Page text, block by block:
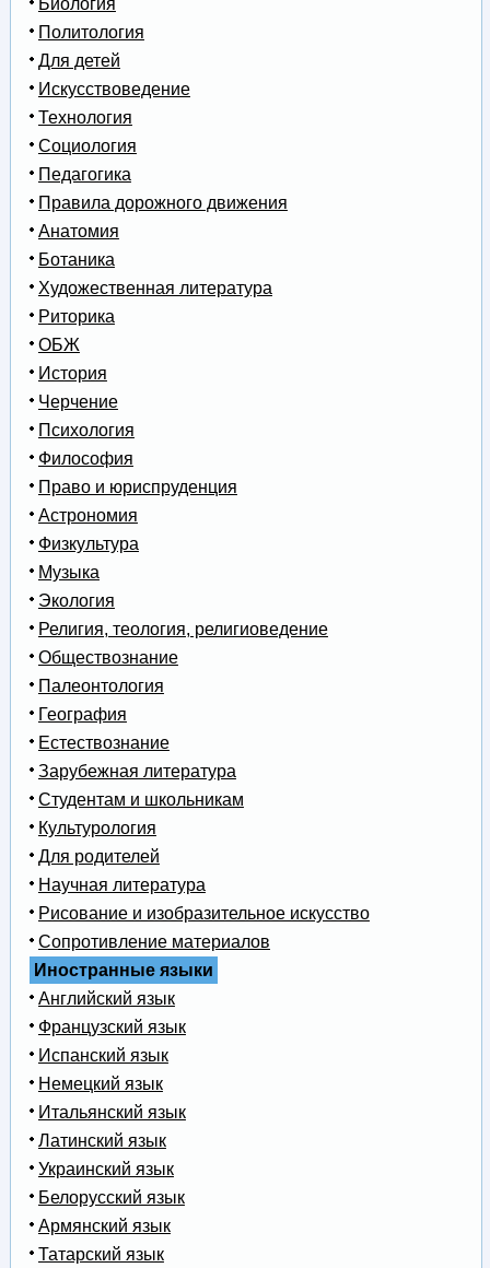
Политология
Для детей
Искусствоведение
Технология
Социология
Педагогика
Правила дорожного движения
Анатомия
Ботаника
Художественная литература
Риторика
ОБЖ
История
Черчение
Психология
Философия
Право и юриспруденция
Астрономия
Физкультура
Музыка
Экология
Религия, теология, религиоведение
Обществознание
Палеонтология
География
Естествознание
Зарубежная литература
Студентам и школьникам
Культурология
Для родителей
Научная литература
Рисование и изобразительное искусство
Сопротивление материалов
Иностранные языки
Английский язык
Французский язык
Испанский язык
Немецкий язык
Итальянский язык
Латинский язык
Украинский язык
Белорусский язык
Армянский язык
Татарский язык